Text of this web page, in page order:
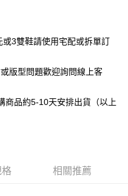
」的支付方式。 讓您購物簡單
儲值。
可結帳。
，將跳轉至「AFTEE先享後付」
簡訊。
訊中的連結，可透過四大超商／
之結帳頁面顯示為準，若有關於
費
3雙鞋請使用宅配或拆單訂
版型問題歡迎詢問線上客
商品約5-10天安排出貨（以上
格 相關推薦